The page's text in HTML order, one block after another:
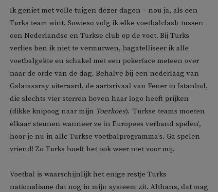
Ik geniet met volle tuigen dezer dagen – nou ja, als een
Turks team wint. Sowieso volg ik elke voetbalclash tussen
een Nederlandse en Turkse club op de voet. Bij Turks
verlies ben ik niet te vermurwen, bagatelliseer ik alle
voetbalgekte en schakel met een pokerface meteen over
naar de orde van de dag. Behalve bij een nederlaag van
Galatasaray uiteraard, de aartsrivaal van Fener in Istanbul,
die slechts vier sterren boven haar logo heeft prijken
(dikke knipoog naar mijn Toerkoes). ‘Turkse teams moeten
elkaar steunen wanneer ze in Europees verband spelen’,
hoor je nu in alle Turkse voetbalprogramma’s. Ga spelen
vriend! Zo Turks hoeft het ook weer niet voor mij.
Voetbal is waarschijnlijk het enige restje Turks
nationalisme dat nog in mijn systeem zit. Althans, dat mag